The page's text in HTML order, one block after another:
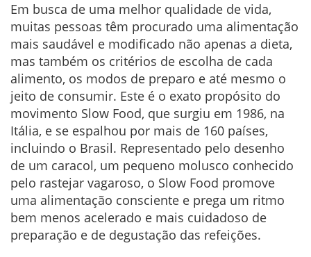
Em busca de uma melhor qualidade de vida,
muitas pessoas têm procurado uma alimentação
mais saudável e modificado não apenas a dieta,
mas também os critérios de escolha de cada
alimento, os modos de preparo e até mesmo o
jeito de consumir. Este é o exato propósito do
movimento Slow Food, que surgiu em 1986, na
Itália, e se espalhou por mais de 160 países,
incluindo o Brasil. Representado pelo desenho
de um caracol, um pequeno molusco conhecido
pelo rastejar vagaroso, o Slow Food promove
uma alimentação consciente e prega um ritmo
bem menos acelerado e mais cuidadoso de
preparação e de degustação das refeições.